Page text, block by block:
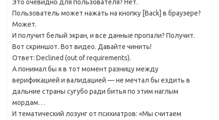
Это очевидно для пользователя? Нет.
Пользователь может нажать на кнопку [Back] в браузере?
Может.
И получит белый экран, и все данные пропали? Получит.
Вот скриншот. Вот видео. Давайте чинить!
Ответ: Declined (out of requirements).
А понимал бы я в тот момент разницу между
верификацией и валидацией — не мечтал бы ездить в
дальние страны сугубо ради битья по этим наглым
мордам…
И тематический лозунг от психиатров: «Мы считаем